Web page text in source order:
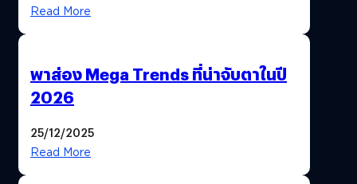
Read More
พาส่อง Mega Trends ที่น่าจับตาในปี
2026
25/12/2025
Read More